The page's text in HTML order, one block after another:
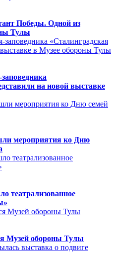
Победы. Одной из
Тулы
на новой выставке
мероприятия ко Дню
театрализованное
Музей обороны Тулы